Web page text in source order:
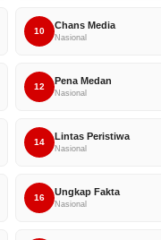
10
Chans Media
Nasional
12
Pena Medan
Nasional
14
Lintas Peristiwa
Nasional
16
Ungkap Fakta
Nasional